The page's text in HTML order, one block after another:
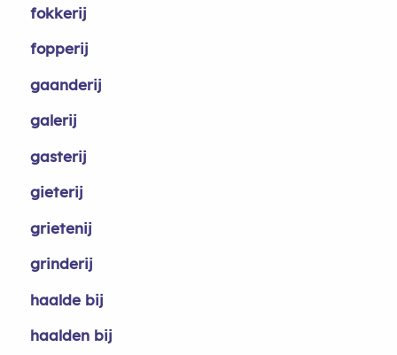
fokkerij
fopperij
gaanderij
galerij
gasterij
gieterij
grietenij
grinderij
haalde bij
haalden bij